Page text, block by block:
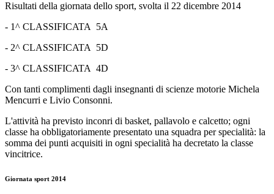
Risultati della giornata dello sport, svolta il 22 dicembre 2014
- 1^ CLASSIFICATA 5A
- 2^ CLASSIFICATA 5D
- 3^ CLASSIFICATA 4D
Con tanti complimenti dagli insegnanti di scienze motorie Michela
Mencurri e Livio Consonni.
L'attività ha previsto inconri di basket, pallavolo e calcetto; ogni
classe ha obbligatoriamente presentato una squadra per specialità: la
somma dei punti acquisiti in ogni specialità ha decretato la classe
vincitrice.
Giornata sport 2014